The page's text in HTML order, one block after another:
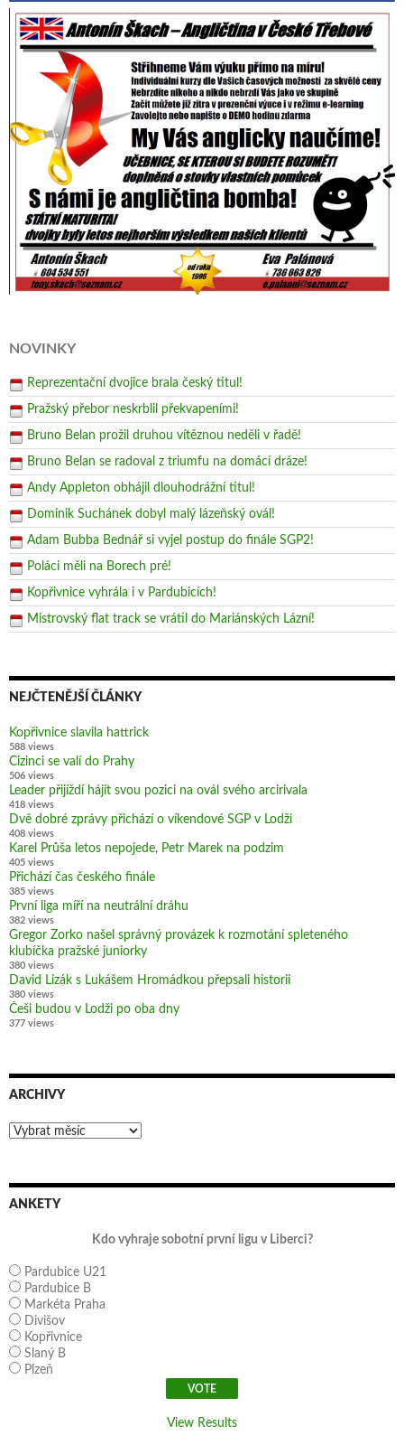
NOVINKY
Reprezentační dvojice brala český titul!
Pražský přebor neskrblil překvapeními!
Bruno Belan prožil druhou vítěznou neděli v řadě!
Bruno Belan se radoval z triumfu na domácí dráze!
Andy Appleton obhájil dlouhodrážní titul!
Dominik Suchánek dobyl malý lázeňský ovál!
Adam Bubba Bednář si vyjel postup do finále SGP2!
Poláci měli na Borech pré!
Kopřivnice vyhrála i v Pardubicích!
Mistrovský flat track se vrátil do Mariánských Lázní!
NEJČTENĚJŠÍ ČLÁNKY
Kopřivnice slavila hattrick
588 views
Cizinci se valí do Prahy
506 views
Leader přijíždí hájit svou pozici na ovál svého arcirivala
418 views
Dvě dobré zprávy přichází o víkendové SGP v Lodži
408 views
Karel Průša letos nepojede, Petr Marek na podzim
405 views
Přichází čas českého finále
385 views
První liga míří na neutrální dráhu
382 views
Gregor Zorko našel správný provázek k rozmotání spleteného
klubíčka pražské juniorky
380 views
David Lizák s Lukášem Hromádkou přepsali historii
380 views
Češi budou v Lodži po oba dny
377 views
ARCHIVY
Archivy
ANKETY
Kdo vyhraje sobotní první ligu v Liberci?
Pardubice U21
Pardubice B
Markéta Praha
Divišov
Kopřivnice
Slaný B
Plzeň
View Results